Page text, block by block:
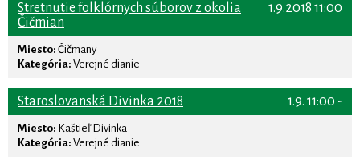
1.9.2018 11:00
Stretnutie folklórnych súborov z okolia
Čičmian
Miesto: Čičmany
Kategória: Verejné dianie
1.9. 11:00 -
Staroslovanská Divinka 2018
Miesto: Kaštieľ Divinka
Kategória: Verejné dianie